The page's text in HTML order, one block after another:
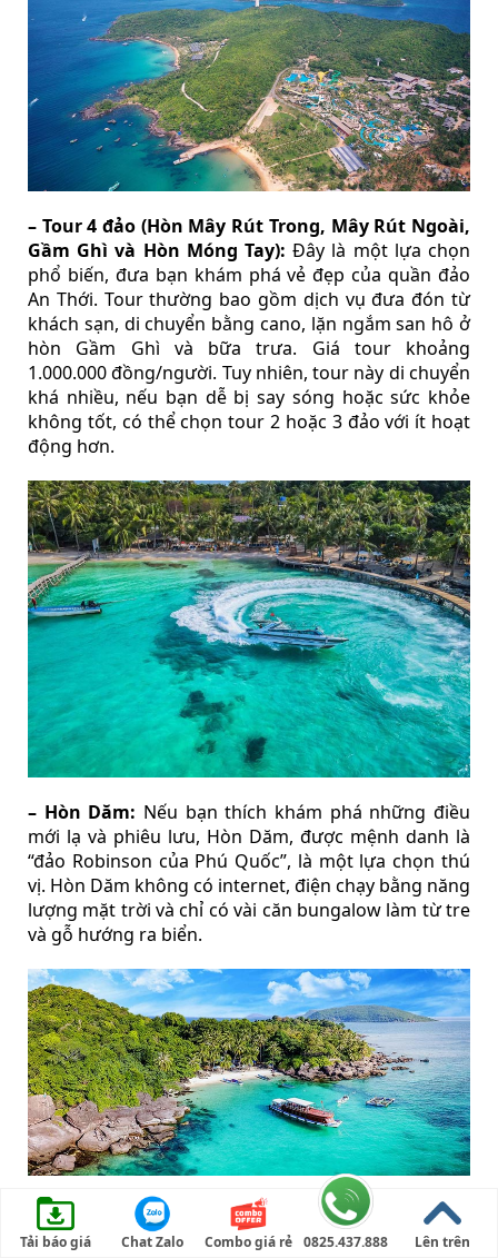
– Tour 4 đảo (Hòn Mây Rút Trong, Mây Rút Ngoài,
Gầm Ghì và Hòn Móng Tay): Đây là một lựa chọn
phổ biến, đưa bạn khám phá vẻ đẹp của quần đảo
An Thới. Tour thường bao gồm dịch vụ đưa đón từ
khách sạn, di chuyển bằng cano, lặn ngắm san hô ở
hòn Gầm Ghì và bữa trưa. Giá tour khoảng
1.000.000 đồng/người. Tuy nhiên, tour này di chuyển
khá nhiều, nếu bạn dễ bị say sóng hoặc sức khỏe
không tốt, có thể chọn tour 2 hoặc 3 đảo với ít hoạt
động hơn.
– Hòn Dăm: Nếu bạn thích khám phá những điều
mới lạ và phiêu lưu, Hòn Dăm, được mệnh danh là
“đảo Robinson của Phú Quốc”, là một lựa chọn thú
vị. Hòn Dăm không có internet, điện chạy bằng năng
lượng mặt trời và chỉ có vài căn bungalow làm từ tre
và gỗ hướng ra biển.
Kinh nghiệm ăn các món ngon ở Phú Quốc
Phú Quốc không chỉ níu chân du khách bởi cảnh sắc
Tải báo giá Chat Zalo Combo giá rẻ 0825.437.888 Lên trên